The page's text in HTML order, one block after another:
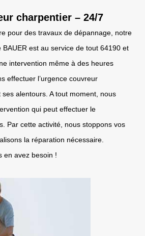
charpentier – 24/7
pour des travaux de dépannage, notre
est au service de tout 64190 et
intervention même à des heures
effectuer l’urgence couvreur
alentours. A tout moment, nous
qui peut effectuer le
Par cette activité, nous stoppons vos
la réparation nécessaire.
en avez besoin !